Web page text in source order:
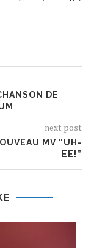
DE
next post
MV “UH-
EE!”